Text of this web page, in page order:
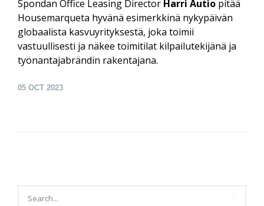
Spondan Office Leasing Director Harri Autio pitää
Housemarqueta hyvänä esimerkkinä nykypäivän
globaalista kasvuyrityksestä, joka toimii
vastuullisesti ja näkee toimitilat kilpailutekijänä ja
työnantajabrändin rakentajana.
05 OCT 2023